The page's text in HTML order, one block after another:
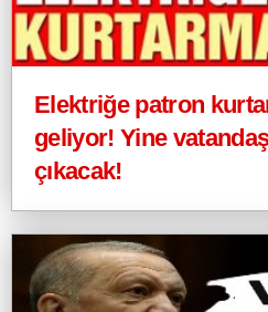
Elektriğe patron
geliyor! Yine
çıkacak!